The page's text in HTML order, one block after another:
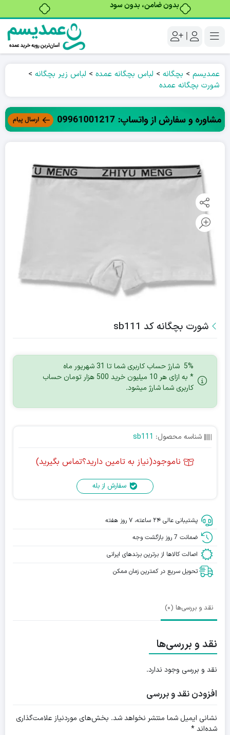
بدون ضامن، بدون سود
|
عمدیسم > بچگانه > لباس بچگانه عمده > لباس زیر بچگانه >
شورت بچگانه عمده
شورت بچگانه کد sb111
5% شارژ حساب کاربری شما تا 31 شهریور ماه
* به ازای هر 10 میلیون خرید 500 هزار تومان حساب
کاربری شما شارژ میشود.
شناسه محصول: sb111
ناموجود(نیاز به تامین دارید؟تماس بگیرید)
سفارش از بله
پشتیبانی عالی ۲۴ ساعته، ۷ روز هفته
ضمانت 7 روز بازگشت وجه
اصالت کالاها از برترین برندهای ایرانی
تحویل سریع در کمترین زمان ممکن
نقد و بررسی‌ها (0)
نقد و بررسی‌ها
نقد و بررسی وجود ندارد.
افزودن نقد و بررسی
نشانی ایمیل شما منتشر نخواهد شد. بخش‌های موردنیاز علامت‌گذاری
شده‌اند*